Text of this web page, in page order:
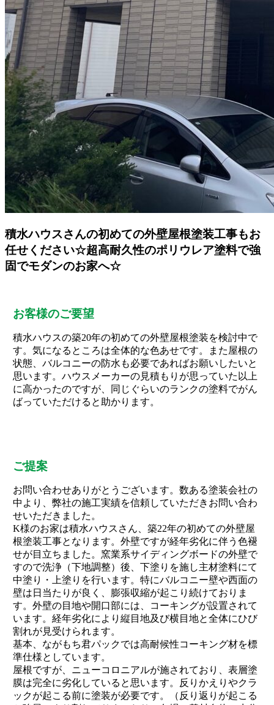
積水ハウスさんの初めての外壁屋根塗装工事もお
任せください☆超高耐久性のポリウレア塗料で強
固でモダンのお家へ☆
お客様のご要望
積水ハウスの築20年の初めての外壁屋根塗装を検討中で
す。気になるところは全体的な色あせです。また屋根の
状態、バルコニーの防水も必要であればお願いしたいと
思います。ハウスメーカーの見積もりが思っていた以上
に高かったのですが、同じぐらいのランクの塗料でがん
ばっていただけると助かります。
ご提案
お問い合わせありがとうございます。数ある塗装会社の
中より、弊社の施工実績を信頼していただきお問い合わ
せいただきました。
K様のお家は積水ハウスさん、築22年の初めての外壁屋
根塗装工事となります。外壁ですが経年劣化に伴う色褪
せが目立ちました。窯業系サイディングボードの外壁で
すので洗浄（下地調整）後、下塗りを施し主材塗料にて
中塗り・上塗りを行います。特にバルコニー壁や西面の
壁は日当たりが良く、膨張収縮が起こり続けておりま
す。外壁の目地や開口部には、コーキングが設置されて
います。経年劣化により縦目地及び横目地と全体にひび
割れが見受けられます。
基本、ながもち君パックでは高耐候性コーキング材を標
準仕様としています。
屋根ですが、ニューコロニアルが施されており、表層塗
膜は完全に劣化していると思います。反りかえりやクラ
ックが起こる前に塗装が必要です。（反り返りが起こる